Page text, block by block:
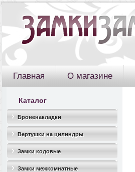
Главная О магазине
Каталог
Броненакладки
Вертушки на цилиндры
Замки кодовые
Замки межкомнатные